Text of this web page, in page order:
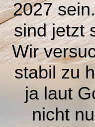
2027
sind jetzt
Wir
stabil zu
ja laut
nicht